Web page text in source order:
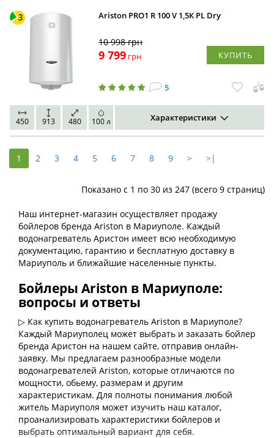
Ariston PRO1 R 100 V 1,5К PL Dry
9 799 грн
10 998грн
КУПИТЬ
5
450 913 480 100 л Характеристики
1 2 3 4 5 6 7 8 9 > >|
Показано с 1 по 30 из 247 (всего 9 страниц)
Наш интернет-магазин осуществляет продажу
бойлеров бренда Ariston в Мариуполе. Каждый
водонагреватель Аристон имеет всю необходимую
документацию, гарантию и бесплатную доставку в
Мариуполь и ближайшие населенные пункты.
Бойлеры Ariston в Мариуполе:
вопросы и ответы
▷ Как купить водонагреватель Ariston в Мариуполе?
Каждый Мариуполец может выбрать и заказать бойлер
бренда Аристон на нашем сайте, отправив онлайн-
заявку. Мы предлагаем разнообразные модели
водонагревателей Ariston, которые отличаются по
мощности, обьему, размерам и другим
характеристикам. Для полноты понимания любой
житель Мариуполя может изучить наш каталог,
проанализировать характеристики бойлеров и
выбрать оптимальный вариант для себя.